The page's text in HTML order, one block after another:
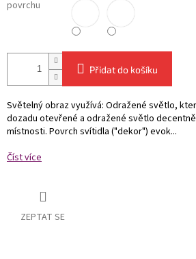
povrchu
Přidat do košíku
Světelný obraz využívá: Odražené světlo,
dozadu otevřené a odražené světlo
místnosti. Povrch svítidla ("dekor") evok...
Číst více
ZEPTAT SE